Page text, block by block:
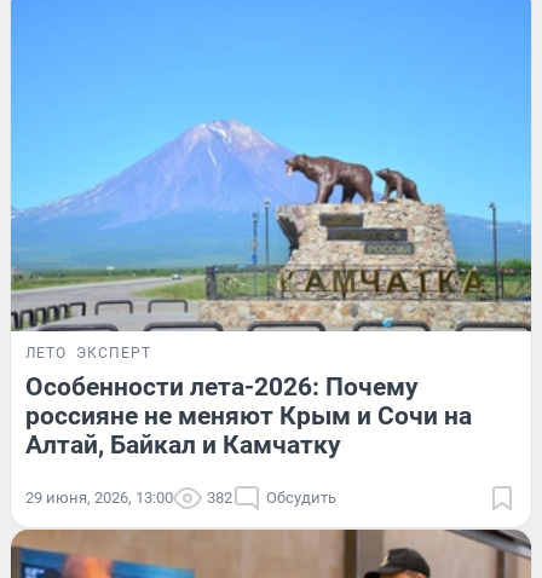
ЛЕТО ЭКСПЕРТ
Особенности лета-2026: Почему
россияне не меняют Крым и Сочи на
Алтай, Байкал и Камчатку
29 июня, 2026, 13:00 382 Обсудить